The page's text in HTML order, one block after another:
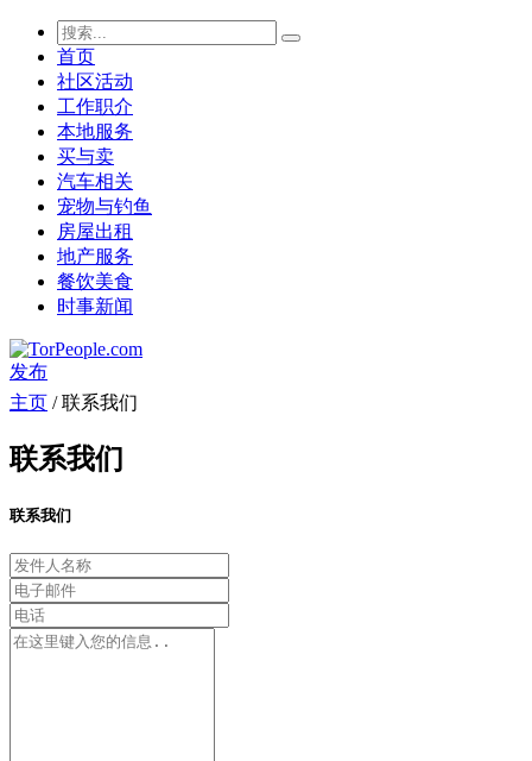
首页
社区活动
工作职介
本地服务
买与卖
汽车相关
宠物与钓鱼
房屋出租
地产服务
餐饮美食
时事新闻
发布
主页 / 联系我们
联系我们
联系我们